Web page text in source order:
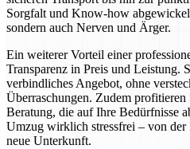
Sorgfalt und Know-how
sondern auch Nerven und Ärger.
Ein weiterer Vorteil einer
Transparenz in Preis und Leistung.
verbindliches Angebot, ohne
Überraschungen. Zudem
Beratung, die auf Ihre Bedürfnisse
Umzug wirklich stressfrei – von
neue Unterkunft.